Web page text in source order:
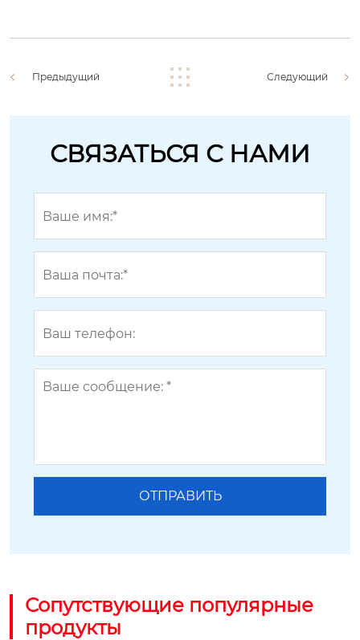
Предыдущий Следующий
СВЯЗАТЬСЯ С НАМИ
Сопутствующие популярные
продукты